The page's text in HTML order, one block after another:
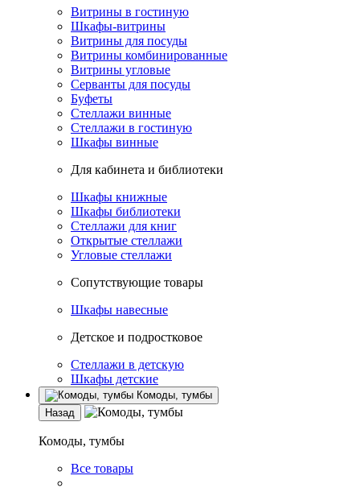
Витрины в гостиную
Шкафы-витрины
Витрины для посуды
Витрины комбинированные
Витрины угловые
Серванты для посуды
Буфеты
Стеллажи винные
Стеллажи в гостиную
Шкафы винные
Для кабинета и библиотеки
Шкафы книжные
Шкафы библиотеки
Стеллажи для книг
Открытые стеллажи
Угловые стеллажи
Сопутствующие товары
Шкафы навесные
Детское и подростковое
Стеллажи в детскую
Шкафы детские
Комоды, тумбы
Назад
Комоды, тумбы
Все товары